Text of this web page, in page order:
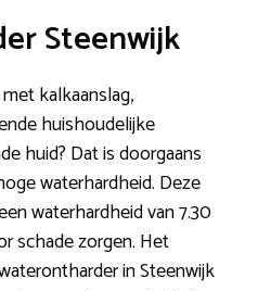
Steenwijk
kalkaanslag,
huishoudelijke
huid? Dat is doorgaans
waterhardheid. Deze
waterhardheid van 7.30
schade zorgen. Het
in Steenwijk